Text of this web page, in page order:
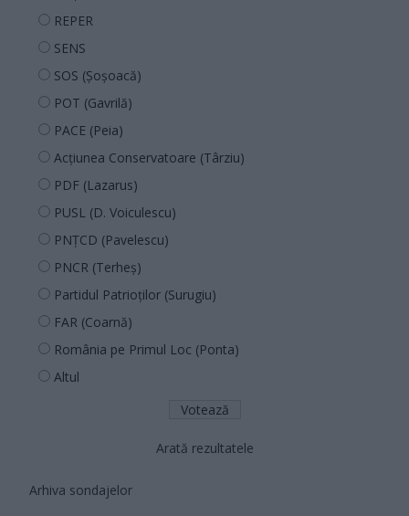
REPER
SENS
SOS (Șoșoacă)
POT (Gavrilă)
PACE (Peia)
Acțiunea Conservatoare (Târziu)
PDF (Lazarus)
PUSL (D. Voiculescu)
PNȚCD (Pavelescu)
PNCR (Terheș)
Partidul Patrioților (Surugiu)
FAR (Coarnă)
România pe Primul Loc (Ponta)
Altul
Arată rezultatele
Arhiva sondajelor